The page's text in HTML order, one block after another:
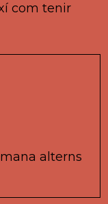
com tenir
alterns